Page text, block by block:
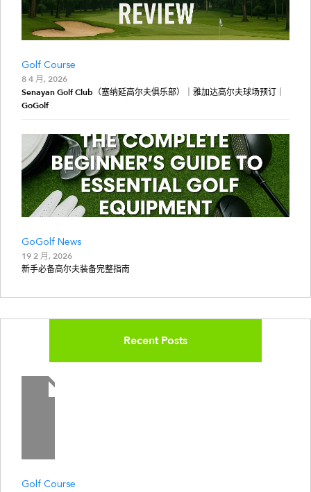
Golf Course
8 4 月, 2026
Senayan Golf Club（塞纳延高尔夫俱乐部）｜雅加达高尔夫球场预订｜
GoGolf
GoGolf News
19 2 月, 2026
新手必备高尔夫装备完整指南
Recent Posts
Golf Course